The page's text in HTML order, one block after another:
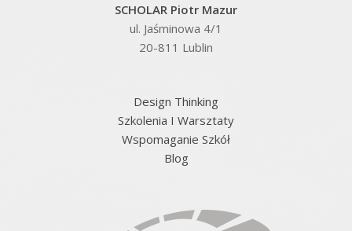
SCHOLAR Piotr Mazur
ul. Jaśminowa 4/1
20-811 Lublin
Design Thinking
Szkolenia I Warsztaty
Wspomaganie Szkół
Blog